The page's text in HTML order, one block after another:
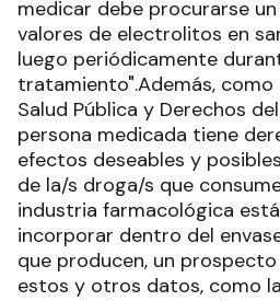
medicar debe procurarse
valores de electrolitos en
luego periódicamente
tratamiento".Además, como
Salud Pública y Derechos
persona medicada tiene
efectos deseables y
de la/s droga/s que
industria farmacológica
incorporar dentro del
que producen, un
estos y otros datos, como